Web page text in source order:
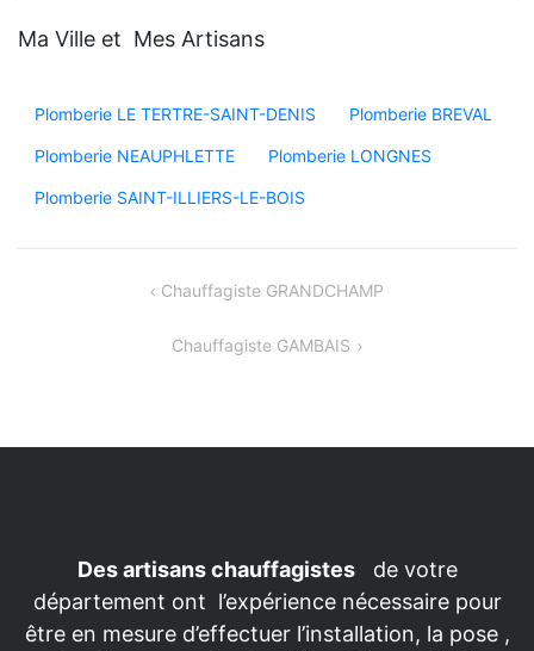
Ma Ville et Mes Artisans
Plomberie LE TERTRE-SAINT-DENIS Plomberie BREVAL
Plomberie NEAUPHLETTE Plomberie LONGNES
Plomberie SAINT-ILLIERS-LE-BOIS
Navigation Chauffagiste GRANDCHAMP
Chauffagiste GAMBAIS
Des artisans chauffagistesde votre
département ont l’expérience nécessaire pour
être en mesure d’effectuer l’installation, la pose ,